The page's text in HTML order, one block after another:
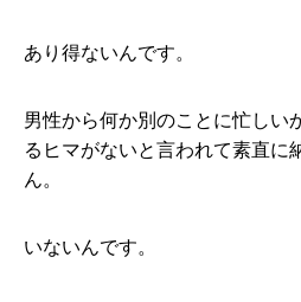
あり得ないんです。
男性から何か別のことに忙しい
るヒマがないと言われて素直に
ん。
いないんです。